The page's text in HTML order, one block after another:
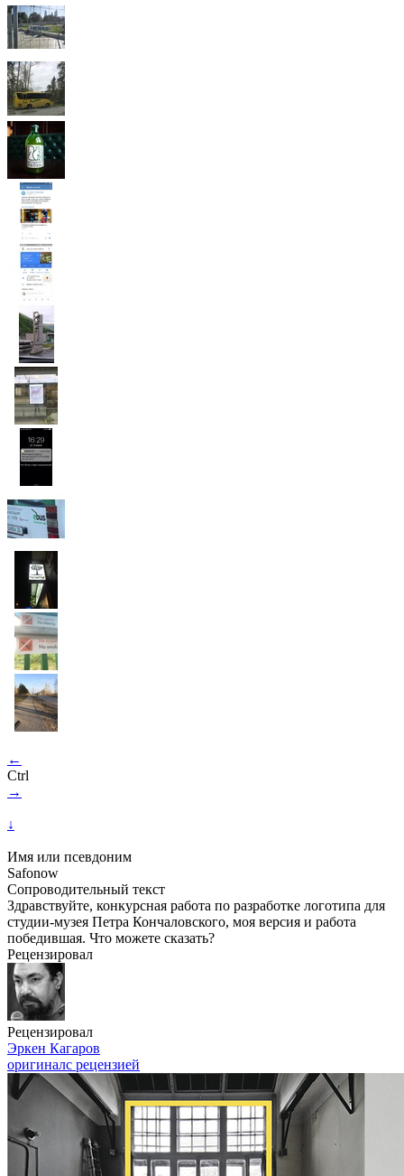
←
Ctrl
→
↓
Имя или псевдоним
Safonow
Сопроводительный текст
Здравствуйте, конкурсная работа по разработке логотипа для
студии-музея Петра Кончаловского, моя версия и работа
победившая. Что можете сказать?
Рецензировал
Рецензировал
Эркен Кагаров
оригиналс рецензией